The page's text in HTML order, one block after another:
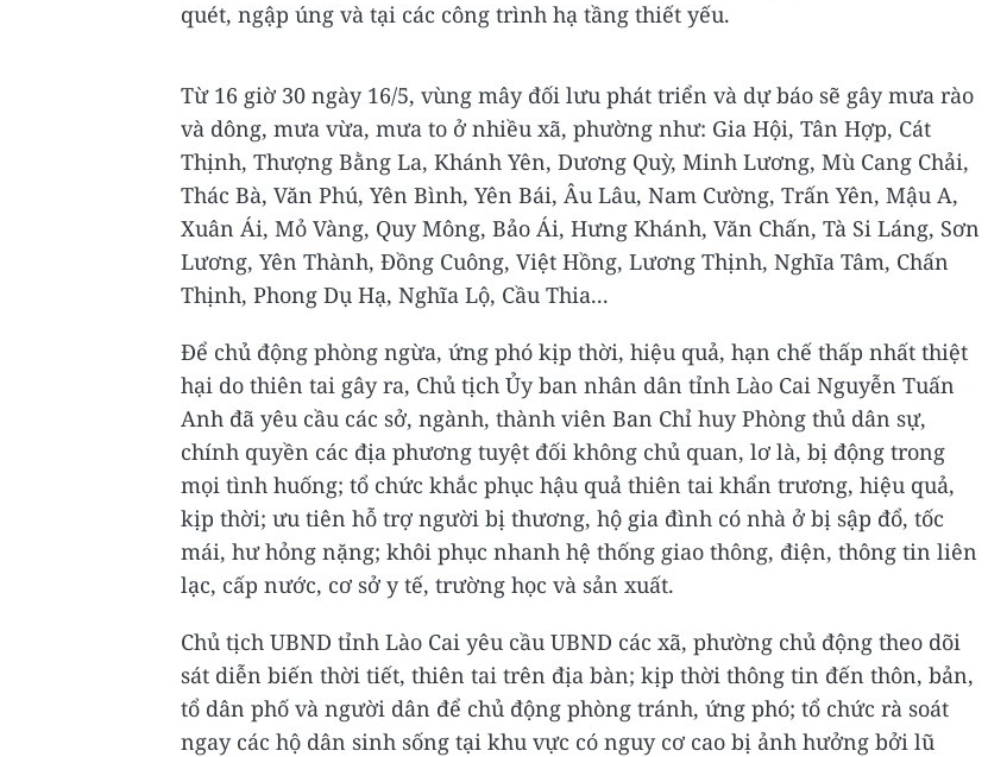
quét, ngập úng và tại các công trình hạ tầng thiết yếu.
Từ 16 giờ 30 ngày 16/5, vùng mây đối lưu phát triển và dự báo sẽ gây mưa rào
và dông, mưa vừa, mưa to ở nhiều xã, phường như: Gia Hội, Tân Hợp, Cát
Thịnh, Thượng Bằng La, Khánh Yên, Dương Quỳ, Minh Lương, Mù Cang Chải,
Thác Bà, Văn Phú, Yên Bình, Yên Bái, Âu Lâu, Nam Cường, Trấn Yên, Mậu A,
Xuân Ái, Mỏ Vàng, Quy Mông, Bảo Ái, Hưng Khánh, Văn Chấn, Tà Si Láng, Sơn
Lương, Yên Thành, Đồng Cuông, Việt Hồng, Lương Thịnh, Nghĩa Tâm, Chấn
Thịnh, Phong Dụ Hạ, Nghĩa Lộ, Cầu Thia...
Để chủ động phòng ngừa, ứng phó kịp thời, hiệu quả, hạn chế thấp nhất thiệt
hại do thiên tai gây ra, Chủ tịch Ủy ban nhân dân tỉnh Lào Cai Nguyễn Tuấn
Anh đã yêu cầu các sở, ngành, thành viên Ban Chỉ huy Phòng thủ dân sự,
chính quyền các địa phương tuyệt đối không chủ quan, lơ là, bị động trong
mọi tình huống; tổ chức khắc phục hậu quả thiên tai khẩn trương, hiệu quả,
kịp thời; ưu tiên hỗ trợ người bị thương, hộ gia đình có nhà ở bị sập đổ, tốc
mái, hư hỏng nặng; khôi phục nhanh hệ thống giao thông, điện, thông tin liên
lạc, cấp nước, cơ sở y tế, trường học và sản xuất.
Chủ tịch UBND tỉnh Lào Cai yêu cầu UBND các xã, phường chủ động theo dõi
sát diễn biến thời tiết, thiên tai trên địa bàn; kịp thời thông tin đến thôn, bản,
tổ dân phố và người dân để chủ động phòng tránh, ứng phó; tổ chức rà soát
ngay các hộ dân sinh sống tại khu vực có nguy cơ cao bị ảnh hưởng bởi lũ